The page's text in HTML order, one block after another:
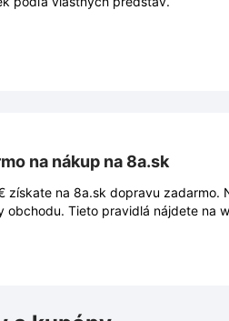
na nákup na 8a.sk
získate na 8a.sk dopravu zadarmo.
obchodu. Tieto pravidlá nájdete na